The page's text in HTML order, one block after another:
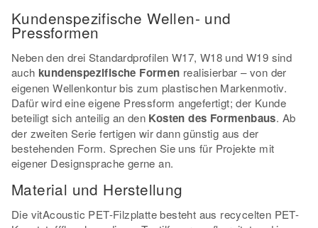
Kundenspezifische Wellen- und
Pressformen
Neben den drei Standardprofilen W17, W18 und W19 sind
auch kundenspezifische Formen realisierbar – von der
eigenen Wellenkontur bis zum plastischen Markenmotiv.
Dafür wird eine eigene Pressform angefertigt; der Kunde
beteiligt sich anteilig an den Kosten des Formenbaus. Ab
der zweiten Serie fertigen wir dann günstig aus der
bestehenden Form. Sprechen Sie uns für Projekte mit
eigener Designsprache gerne an.
Material und Herstellung
Die vitAcoustic PET-Filzplatte besteht aus recycelten PET-